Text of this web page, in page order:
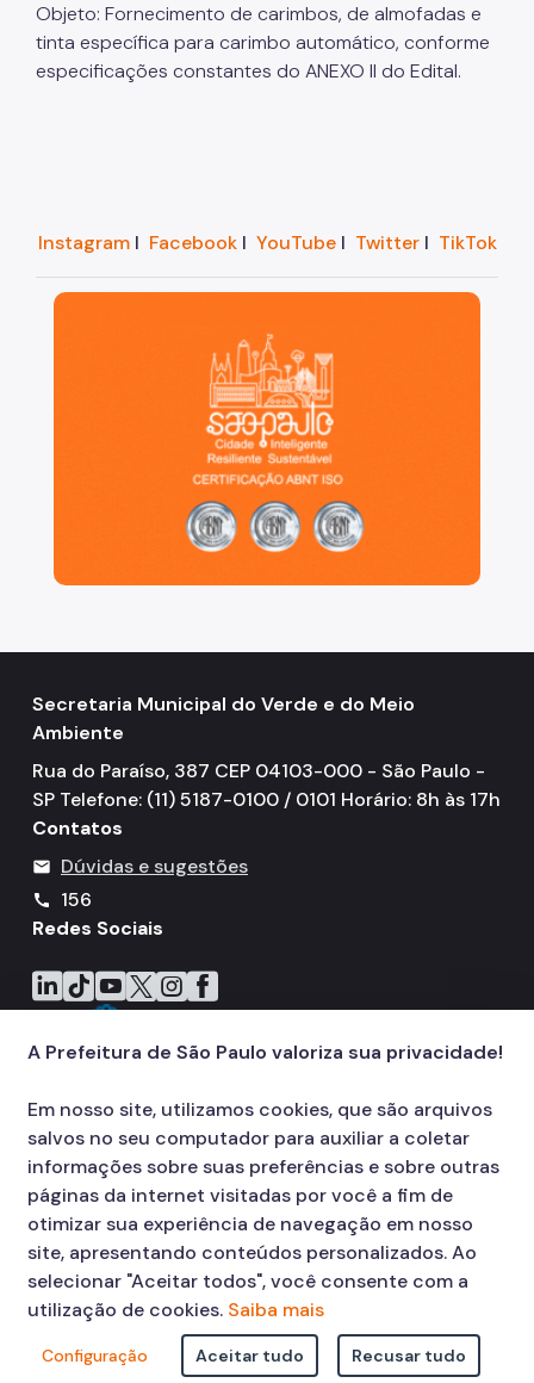
Objeto: Fornecimento de carimbos, de almofadas e
tinta específica para carimbo automático, conforme
especificações constantes do ANEXO II do Edital.
InstagramI FacebookI YouTubeI TwitterI TikTok
São Paulo, cidade inteligente, resiliente e sustentável
Secretaria Municipal do Verde e do Meio
Ambiente
Rua do Paraíso, 387 CEP 04103-000 - São Paulo -
SP Telefone: (11) 5187-0100 / 0101 Horário: 8h às 17h
Contatos
mail Dúvidas e sugestões
call
156
Redes Sociais
Icone do LinkedIn
Icone do TikTok
Icone do YouTube
Icone do X
Icone do Instagram
Icone do Facebook
© COPYRIGHT 2026,
Prefeitura Municipal de São Paulo Viaduto do Cha,
A Prefeitura de São Paulo valoriza sua privacidade!
Em nosso site, utilizamos cookies, que são arquivos
salvos no seu computador para auxiliar a coletar
informações sobre suas preferências e sobre outras
páginas da internet visitadas por você a fim de
otimizar sua experiência de navegação em nosso
site, apresentando conteúdos personalizados. Ao
selecionar "Aceitar todos", você consente com a
utilização de cookies. Saiba mais
Configuração Aceitar tudo Recusar tudo